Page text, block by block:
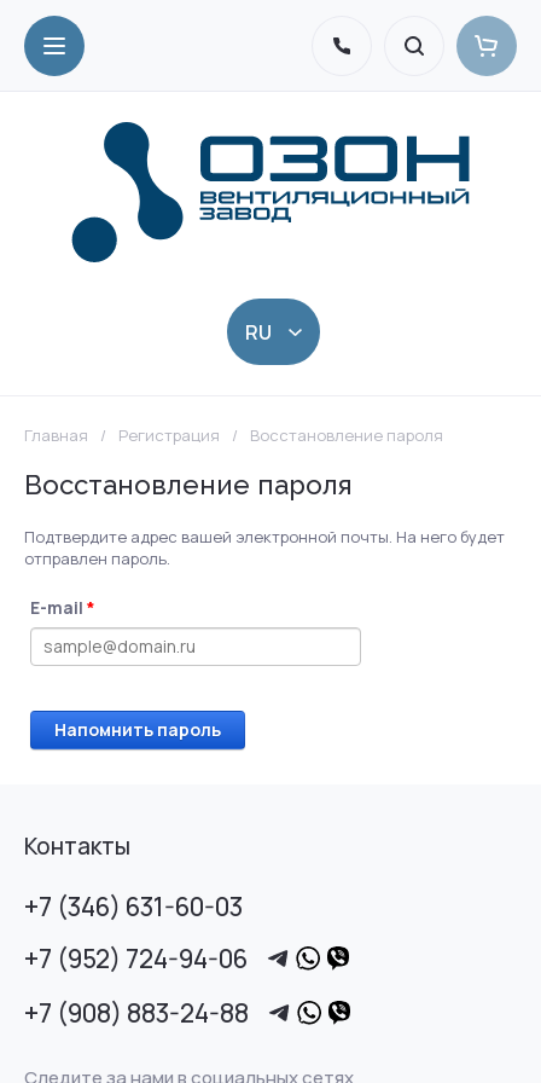
Главная / Регистрация / Восстановление пароля
Восстановление пароля
Подтвердите адрес вашей электронной почты. На него будет
отправлен пароль.
E-mail*
Напомнить пароль
Контакты
+7 (346) 631-60-03
+7 (952) 724-94-06
+7 (908) 883-24-88